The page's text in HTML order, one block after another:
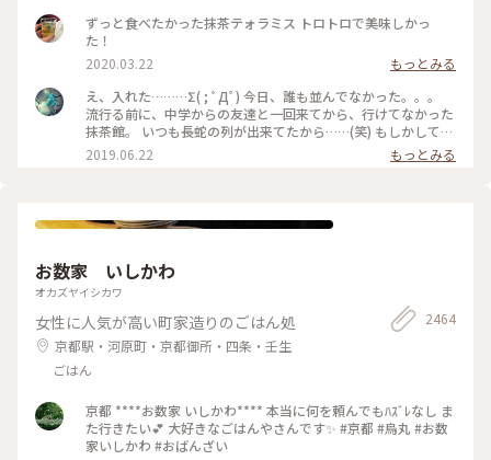
ずっと食べたかった抹茶テォラミス トロトロで美味しかっ
た！
2020.03.22
もっとみる
え、入れた………Σ( ; ﾟДﾟ) 今日、誰も並んでなかった。。。
流行る前に、中学からの友達と一回来てから、行けてなかった
抹茶館。 いつも長蛇の列が出来てたから……(笑) もしかして、
別の所に新しい店舗が出来たのかな？ ……と、思ってたのです
が、店の外に出たら列が出来てましたΣ( ; ﾟДﾟ)運が良かっ
るのかな……？？ほうじ茶だけだと、あんな粉っぽくないと思
2019.06.22 もっとみる
お数家 いしかわ
オカズヤイシカワ
女性に人気が高い町家造りのごはん処
京都駅・河原町・京都御所・四条・壬生
ごはん
2464
京都 ****お数家 いしかわ**** 本当に何を頼んでもﾊｽﾞﾚなし ま
た行きたい💕 大好きなごはんやさんです✨ #京都 #烏丸 #お数
家いしかわ #おばんざい